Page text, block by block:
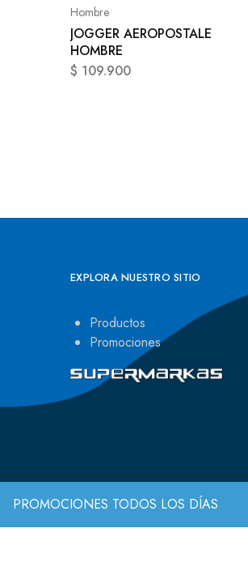
PROMOCIONES TODOS LOS DÍAS
Hombre
JOGGER AEROPOSTALE
HOMBRE
$ 109.900
EXPLORA NUESTRO SITIO
Productos
Promociones
© 2022 Todos los derechos